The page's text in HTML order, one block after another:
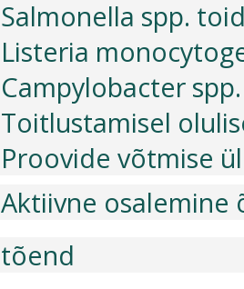
Salmonella spp.
Listeria
Campylobacter
Toitlustamisel
Proovide võtmise
Aktiivne osalemine
tõend